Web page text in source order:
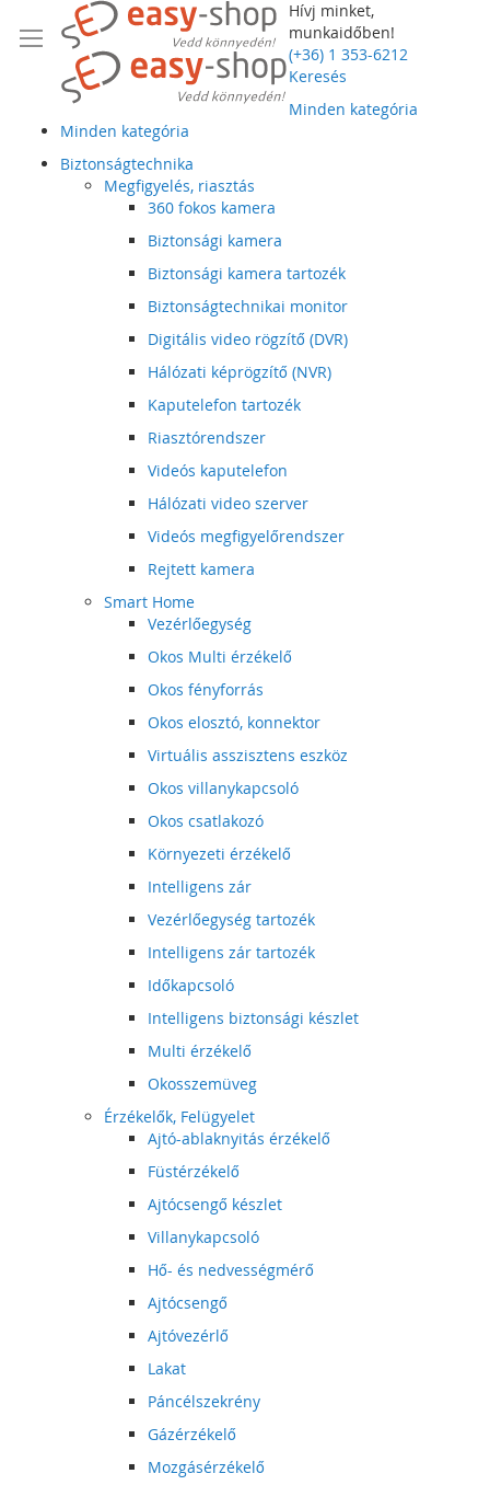
Hívj minket,
munkaidőben!
(+36) 1 353-6212
Keresés
Minden kategória
Minden kategória
Biztonságtechnika
Megfigyelés, riasztás
360 fokos kamera
Biztonsági kamera
Biztonsági kamera tartozék
Biztonságtechnikai monitor
Digitális video rögzítő (DVR)
Hálózati képrögzítő (NVR)
Kaputelefon tartozék
Riasztórendszer
Videós kaputelefon
Hálózati video szerver
Videós megfigyelőrendszer
Rejtett kamera
Smart Home
Vezérlőegység
Okos Multi érzékelő
Okos fényforrás
Okos elosztó, konnektor
Virtuális asszisztens eszköz
Okos villanykapcsoló
Okos csatlakozó
Környezeti érzékelő
Intelligens zár
Vezérlőegység tartozék
Intelligens zár tartozék
Időkapcsoló
Intelligens biztonsági készlet
Multi érzékelő
Okosszemüveg
Érzékelők, Felügyelet
Ajtó-ablaknyitás érzékelő
Füstérzékelő
Ajtócsengő készlet
Villanykapcsoló
Hő- és nedvességmérő
Ajtócsengő
Ajtóvezérlő
Lakat
Páncélszekrény
Gázérzékelő
Mozgásérzékelő